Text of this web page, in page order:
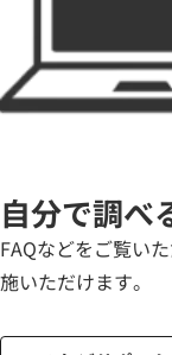
自分で調べ
FAQなどをご覧い
施いただけます。